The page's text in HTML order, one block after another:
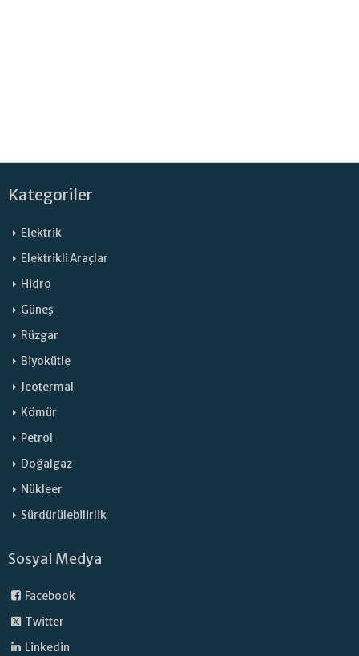
Kategoriler
Elektrik
Elektrikli Araçlar
Hidro
Güneş
Rüzgar
Biyokütle
Jeotermal
Kömür
Petrol
Doğalgaz
Nükleer
Sürdürülebilirlik
Sosyal Medya
Facebook
Twitter
Linkedin